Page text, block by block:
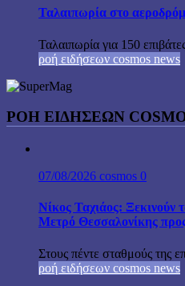
Ταλαιπωρία στο
Ταλαιπωρία για 150
ροή ειδήσεων cosmos news
ΡΟΉ ΕΙΔΉΣΕΩΝ
07/08/2026 cosmos 0
Νίκος Ταχιάος: Ξεκινούν
Μετρό Θεσσαλονίκης
Στους πέντε σταθμούς της
ροή ειδήσεων cosmos news